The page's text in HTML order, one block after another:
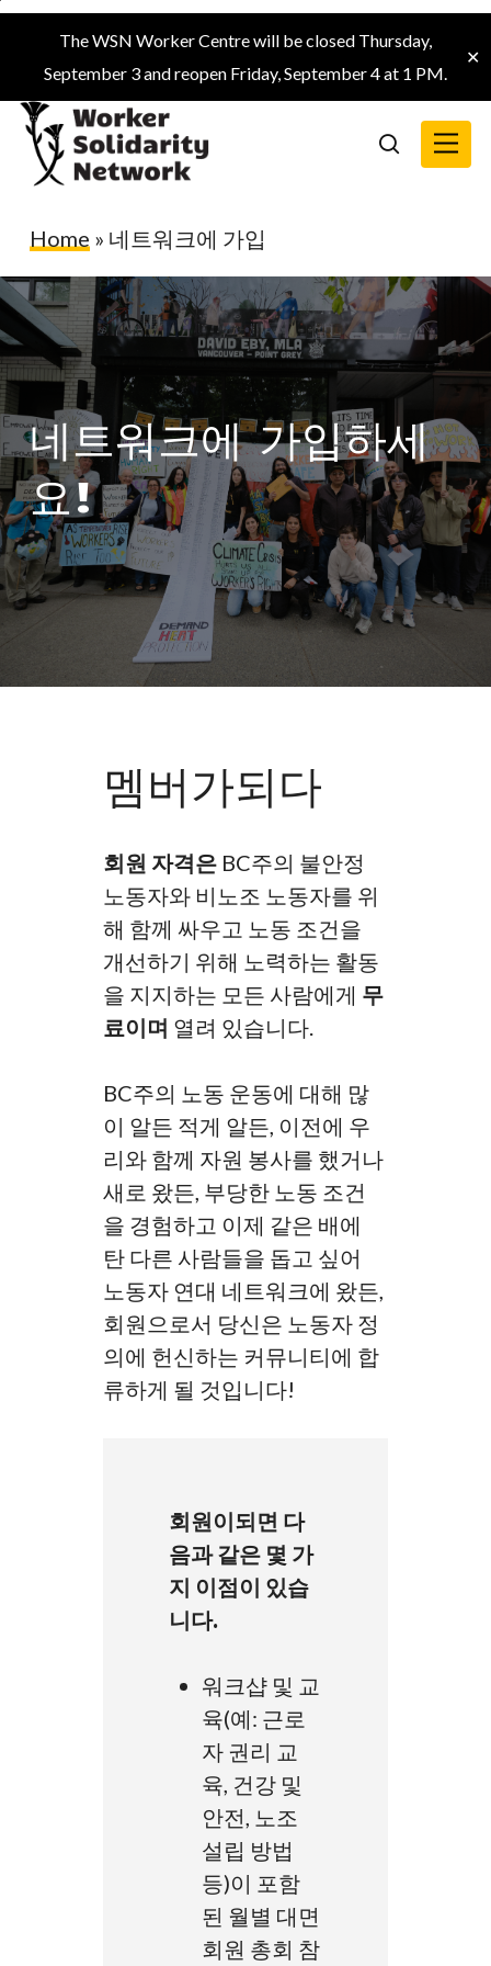
Skip
main
content
The WSN Worker Centre will be closed Thursday,
September 3 and reopen Friday, September 4 at 1 PM.
✕
search
Menu
Home » 네트워크에 가입
네트워크에 가입하세
요!
멤버가되다
회원 자격은 BC주의 불안정
노동자와 비노조 노동자를 위
해 함께 싸우고 노동 조건을
개선하기 위해 노력하는 활동
을 지지하는 모든 사람에게 무
료이며 열려 있습니다.
BC주의 노동 운동에 대해 많
이 알든 적게 알든, 이전에 우
리와 함께 자원 봉사를 했거나
새로 왔든, 부당한 노동 조건
을 경험하고 이제 같은 배에
탄 다른 사람들을 돕고 싶어
노동자 연대 네트워크에 왔든,
회원으로서 당신은 노동자 정
의에 헌신하는 커뮤니티에 합
류하게 될 것입니다!
회원이되면 다
음과 같은 몇 가
지 이점이 있습
니다.
워크샵 및 교
육(예: 근로
자 권리 교
육, 건강 및
안전, 노조
설립 방법
등)이 포함
된 월별 대면
회원 총회 참